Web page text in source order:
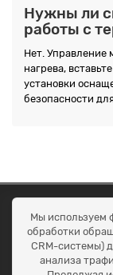
Нужны ли
работы с
Нет. Управление
нагрева,
установки
безопасности
ОКЕАН ТРЕЙД
Договір
Доставка та
Наші контакти
Умови повернення
Мы используем
обработки
CRM-системы)
анализа